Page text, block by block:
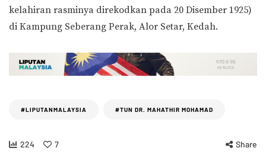
kelahiran rasminya direkodkan pada 20 Disember 1925)
di Kampung Seberang Perak, Alor Setar, Kedah.
#LIPUTANMALAYSIA #TUN DR. MAHATHIR MOHAMAD
224 7 Share